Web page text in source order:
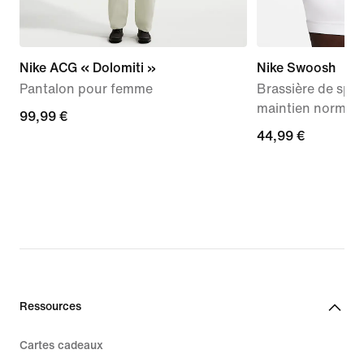
Nike ACG « Dolomiti »
Pantalon pour femme
99,99 €
99,99 €
Nike Swoosh
Brassière de
maintien normal
44,99 €
44,99 €
Ressources
Cartes cadeaux